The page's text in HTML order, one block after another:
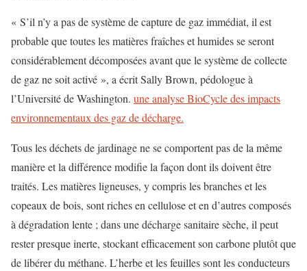
« S’il n’y a pas de système de capture de gaz immédiat, il est
probable que toutes les matières fraîches et humides se seront
considérablement décomposées avant que le système de collecte
de gaz ne soit activé », a écrit Sally Brown, pédologue à
l’Université de Washington. une analyse BioCycle des impacts
environnementaux des gaz de décharge.
Tous les déchets de jardinage ne se comportent pas de la même
manière et la différence modifie la façon dont ils doivent être
traités. Les matières ligneuses, y compris les branches et les
copeaux de bois, sont riches en cellulose et en d’autres composés
à dégradation lente ; dans une décharge sanitaire sèche, il peut
rester presque inerte, stockant efficacement son carbone plutôt que
de libérer du méthane. L’herbe et les feuilles sont les conducteurs